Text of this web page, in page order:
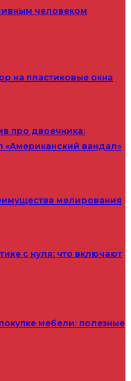
человеком
на пластиковые окна
про двоечника:
«Американский вандал»
мелирования
с нуля: что включают
мебели: полезные